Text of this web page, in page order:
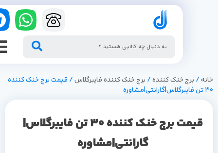
/برج خنک کننده/برج خنک کننده فایبرگلاس/ قیمت برج خنک کننده
قیمت برج خنک کننده 30 تن فایبرگلاس|
گارانتی|مشاوره